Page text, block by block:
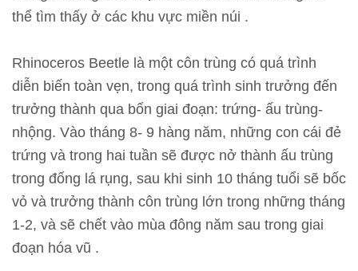
h
n
g
t
i
n
t
r
i
ể
thể tìm thấy ở các khu vực miền núi .
Rhinoceros Beetle là một côn trùng có quá trình
diễn biến toàn vẹn, trong quá trình sinh trưởng đến
trưởng thành qua bốn giai đoạn: trứng- ấu trùng-
nhộng. Vào tháng 8- 9 hàng năm, những con cái đẻ
trứng và trong hai tuần sẽ được nở thành ấu trùng
trong đống lá rụng, sau khi sinh 10 tháng tuổi sẽ bốc
vỏ và trưởng thành côn trùng lớn trong những tháng
1-2, và sẽ chết vào mùa đông năm sau trong giai
đoạn hóa vũ .